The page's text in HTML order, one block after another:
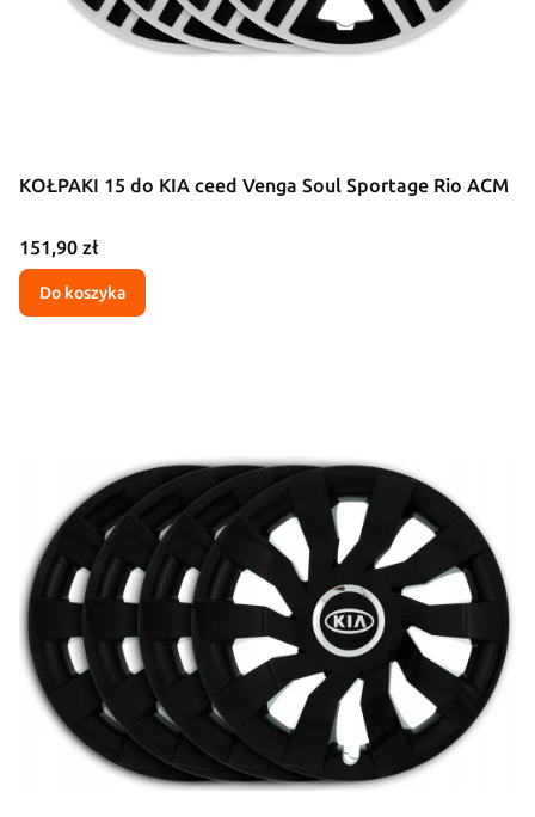
KOŁPAKI 15 do KIA ceed Venga Soul Sportage Rio ACM
Cena
151,90 zł
Do koszyka